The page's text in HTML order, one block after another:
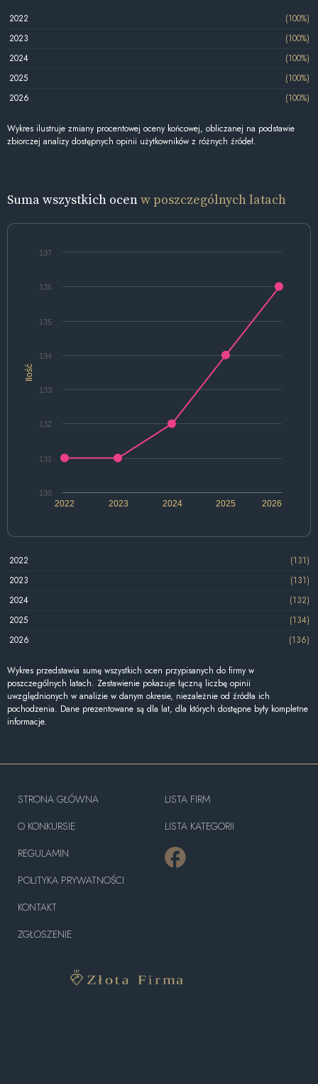
2022
(100%)
2023
(100%)
2024
(100%)
2025
(100%)
2026
(100%)
Wykres ilustruje zmiany procentowej oceny końcowej, obliczanej na podstawie
zbiorczej analizy dostępnych opinii użytkowników z różnych źródeł.
Suma wszystkich ocenw poszczególnych latach
Ilość
2022 2024 2026
2023 2025
130
131
132
133
134
135
136
137
2022
(131)
2023
(131)
2024
(132)
2025
(134)
2026
(136)
Wykres przedstawia sumę wszystkich ocen przypisanych do firmy w
poszczególnych latach. Zestawienie pokazuje łączną liczbę opinii
uwzględnionych w analizie w danym okresie, niezależnie od źródła ich
pochodzenia. Dane prezentowane są dla lat, dla których dostępne były kompletne
informacje.
STRONA GŁÓWNA
O KONKURSIE
REGULAMIN
POLITYKA PRYWATNOŚCI
KONTAKT
ZGŁOSZENIE
LISTA FIRM
LISTA KATEGORII